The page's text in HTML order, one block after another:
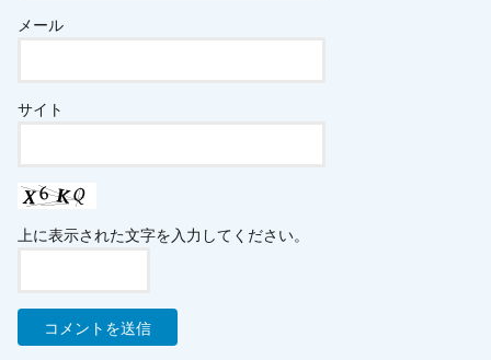
メール
サイト
上に表示された文字を入力してください。